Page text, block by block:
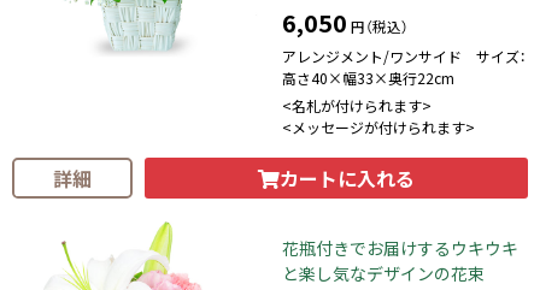
6,050 円（税込）
アレンジメント/ワンサイド サイズ：
高さ40×幅33×奥行22cm
<名札が付けられます>
<メッセージが付けられます>
詳細 カートに入れる
花瓶付きでお届けするウキウキ
と楽し気なデザインの花束